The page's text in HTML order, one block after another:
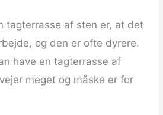
tagterrasse af sten er, at det
og den er ofte dyrere.
have en tagterrasse af
meget og måske er for